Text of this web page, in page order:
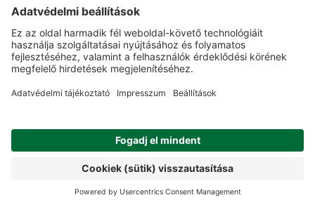
Grube Kft. © 2009 - 2026. Minden jog fenntartva. All rights
reserved.
Tervezte és készítette:
Vision-Software, az Octopus 8 ERP
forgalmazója.